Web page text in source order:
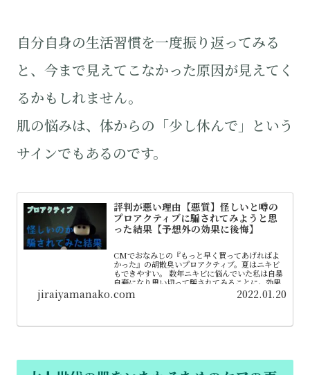
自分自身の生活習慣を一度振り返ってみる
と、今まで見えてこなかった原因が見えてく
るかもしれません。
肌の悩みは、体からの「少し休んで」という
サインでもあるのです。
評判が悪い理由【悪質】怪しいと噂の
プロアクティブに騙されてみようと思
った結果【予想外の効果に後悔】
CMでおなみじの『もっと早く買ってあげればよ
かった』の胡散臭いプロアクティブ。夏はニキビ
もできやすい。 数年ニキビに悩んでいた私は自暴
自棄になり思い切って騙されてみることに。効果
出るまでの期間はなんと！！！
jiraiyamanako.com 2022.01.20